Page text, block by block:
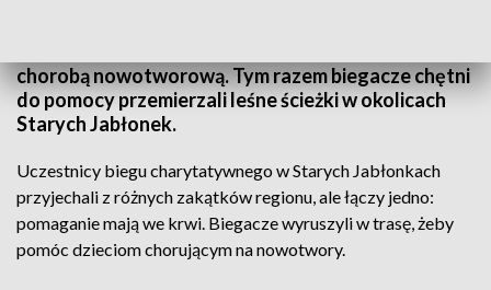
chorobą nowotworową. Tym razem biegacze chętni
do pomocy przemierzali leśne ścieżki w okolicach
Starych Jabłonek.
Uczestnicy biegu charytatywnego w Starych Jabłonkach
przyjechali z różnych zakątków regionu, ale łączy jedno:
pomaganie mają we krwi. Biegacze wyruszyli w trasę, żeby
pomóc dzieciom chorującym na nowotwory.